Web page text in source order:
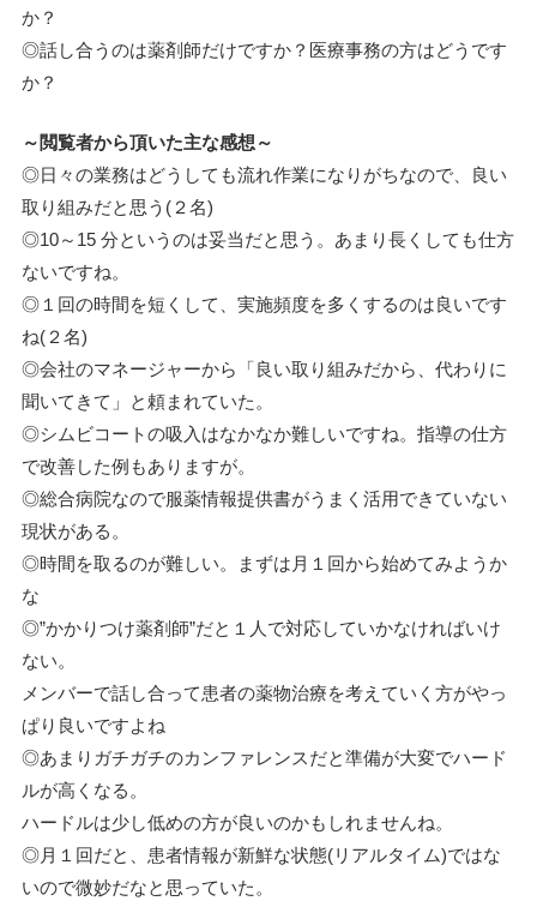
か？
◎話し合うのは薬剤師だけですか？医療事務の方はどうです
か？
～閲覧者から頂いた主な感想～
◎日々の業務はどうしても流れ作業になりがちなので、良い
取り組みだと思う(２名)
◎10～15 分というのは妥当だと思う。あまり長くしても仕方
ないですね。
◎１回の時間を短くして、実施頻度を多くするのは良いです
ね(２名)
◎会社のマネージャーから「良い取り組みだから、代わりに
聞いてきて」と頼まれていた。
◎シムビコートの吸入はなかなか難しいですね。指導の仕方
で改善した例もありますが。
◎総合病院なので服薬情報提供書がうまく活用できていない
現状がある。
◎時間を取るのが難しい。まずは月１回から始めてみようか
な
◎”かかりつけ薬剤師”だと１人で対応していかなければいけ
ない。
メンバーで話し合って患者の薬物治療を考えていく方がやっ
ぱり良いですよね
◎あまりガチガチのカンファレンスだと準備が大変でハード
ルが高くなる。
ハードルは少し低めの方が良いのかもしれませんね。
◎月１回だと、患者情報が新鮮な状態(リアルタイム)ではな
いので微妙だなと思っていた。